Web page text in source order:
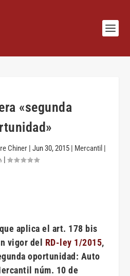
«segunda
Chiner | Jun 30, 2015 | Mercantil |
|
aplica el art. 178 bis
vigor del RD-ley 1/2015,
oportunidad: Auto
núm. 10 de